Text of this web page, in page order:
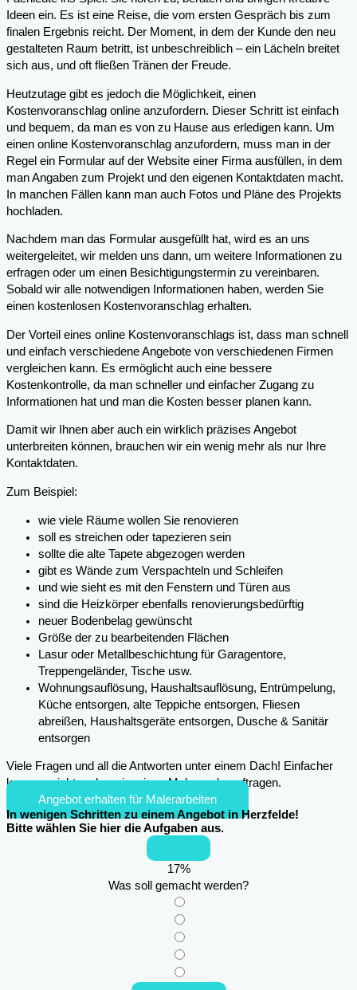
Ideen ein. Es ist eine Reise, die vom ersten Gespräch bis zum
finalen Ergebnis reicht. Der Moment, in dem der Kunde den neu
gestalteten Raum betritt, ist unbeschreiblich – ein Lächeln breitet
sich aus, und oft fließen Tränen der Freude.
Heutzutage gibt es jedoch die Möglichkeit, einen
Kostenvoranschlag online anzufordern. Dieser Schritt ist einfach
und bequem, da man es von zu Hause aus erledigen kann. Um
einen online Kostenvoranschlag anzufordern, muss man in der
Regel ein Formular auf der Website einer Firma ausfüllen, in dem
man Angaben zum Projekt und den eigenen Kontaktdaten macht.
In manchen Fällen kann man auch Fotos und Pläne des Projekts
hochladen.
Nachdem man das Formular ausgefüllt hat, wird es an uns
weitergeleitet, wir melden uns dann, um weitere Informationen zu
erfragen oder um einen Besichtigungstermin zu vereinbaren.
Sobald wir alle notwendigen Informationen haben, werden Sie
einen kostenlosen Kostenvoranschlag erhalten.
Der Vorteil eines online Kostenvoranschlags ist, dass man schnell
und einfach verschiedene Angebote von verschiedenen Firmen
vergleichen kann. Es ermöglicht auch eine bessere
Kostenkontrolle, da man schneller und einfacher Zugang zu
Informationen hat und man die Kosten besser planen kann.
Damit wir Ihnen aber auch ein wirklich präzises Angebot
unterbreiten können, brauchen wir ein wenig mehr als nur Ihre
Kontaktdaten.
Zum Beispiel:
wie viele Räume wollen Sie renovieren
soll es streichen oder tapezieren sein
sollte die alte Tapete abgezogen werden
gibt es Wände zum Verspachteln und Schleifen
und wie sieht es mit den Fenstern und Türen aus
sind die Heizkörper ebenfalls renovierungsbedürftig
neuer Bodenbelag gewünscht
Größe der zu bearbeitenden Flächen
Lasur oder Metallbeschichtung für Garagentore,
Treppengeländer, Tische usw.
Wohnungsauflösung, Haushaltsauflösung, Entrümpelung,
Küche entsorgen, alte Teppiche entsorgen, Fliesen
abreißen, Haushaltsgeräte entsorgen, Dusche & Sanitär
entsorgen
Viele Fragen und all die Antworten unter einem Dach! Einfacher
kann es nicht mehr sein, einen Maler zu beauftragen.
Angebot erhalten für Malerarbeiten
In wenigen Schritten zu einem Angebot in Herzfelde!
Bitte wählen Sie hier die Aufgaben aus.
17%
Was soll gemacht werden?